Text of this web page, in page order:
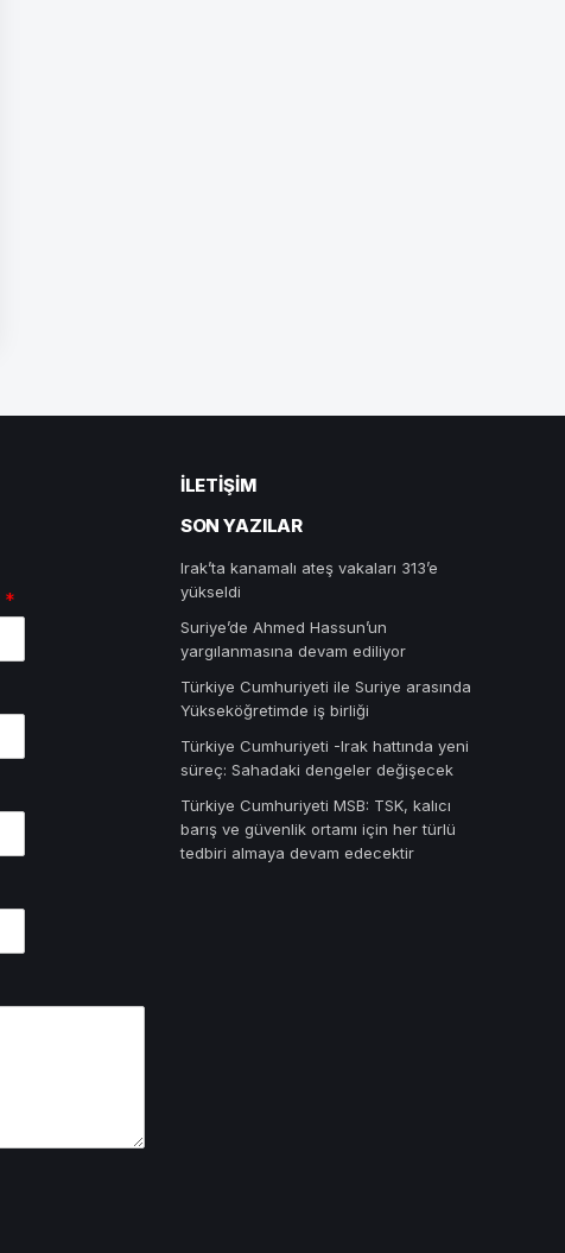
*
İLETIŞIM
SON YAZILAR
Irak’ta kanamalı ateş vakaları 313’e
yükseldi
Suriye’de Ahmed Hassun’un
yargılanmasına devam ediliyor
Türkiye Cumhuriyeti ile Suriye arasında
Yükseköğretimde iş birliği
Türkiye Cumhuriyeti -Irak hattında yeni
süreç: Sahadaki dengeler değişecek
Türkiye Cumhuriyeti MSB: TSK, kalıcı
barış ve güvenlik ortamı için her türlü
tedbiri almaya devam edecektir